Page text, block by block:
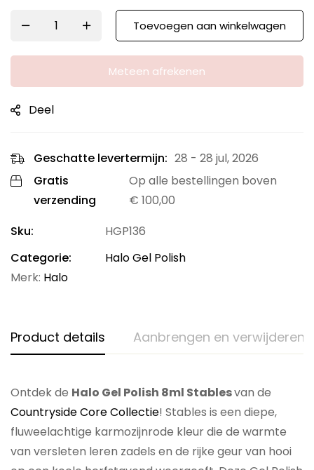
Toevoegen aan winkelwagen
Meteen afrekenen
Deel
Geschatte levertermijn: 28 - 28 jul, 2026
Gratis
verzending
Op alle bestellingen boven
€ 100,00
Sku:
HGP136
Categorie:
Halo Gel Polish
Merk: Halo
Product details Aanbrengen en verwijderen
Ontdek de Halo Gel Polish 8ml Stablesvan de
Countryside Core Collectie! Stables is een diepe,
fluweelachtige karmozijnrode kleur die de warmte
van versleten leren zadels en de rijke geur van hooi